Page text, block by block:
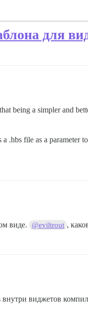
для
being a simpler and
file as a parameter
виде. @eviltrout ,
внутри виджетов